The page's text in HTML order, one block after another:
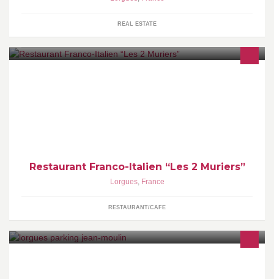
REAL ESTATE
Restaurant Franco-Italien “Les 2 Muriers”
Lorgues, France
RESTAURANT/CAFE